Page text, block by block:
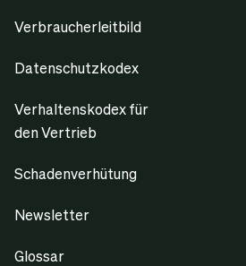
Verbraucherleitbild
Datenschutzkodex
Verhaltenskodex für
den Vertrieb
Schadenverhütung
Newsletter
Glossar